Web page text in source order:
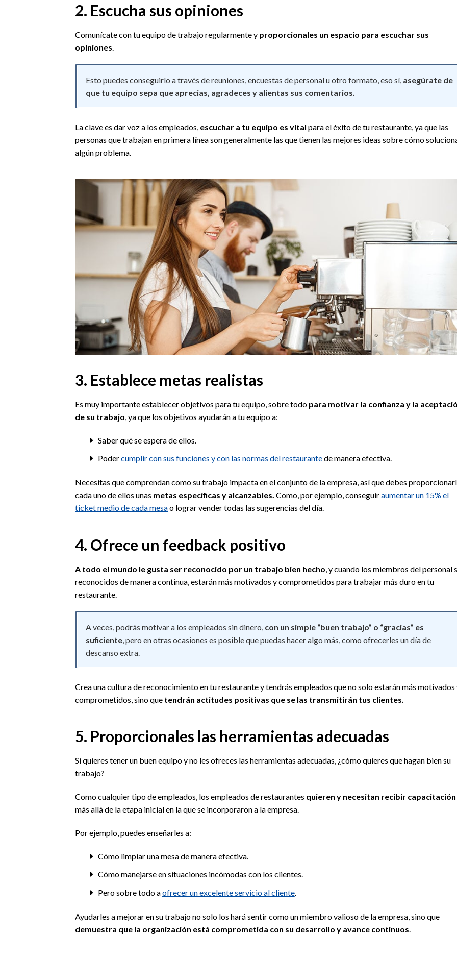
2. Escucha sus opiniones
Comunícate con tu equipo de trabajo regularmente y proporcionales un espacio para escuchar sus
opiniones.
Esto puedes conseguirlo a través de reuniones, encuestas de personal u otro formato, eso sí, asegúrate de
que tu equipo sepa que aprecias, agradeces y alientas sus comentarios.
La clave es dar voz a los empleados, escuchar a tu equipo es vital para el éxito de tu restaurante, ya que las
personas que trabajan en primera línea son generalmente las que tienen las mejores ideas sobre cómo
algún problema.
3. Establece metas realistas
Es muy importante establecer objetivos para tu equipo, sobre todo para motivar la confianza y la
de su trabajo , ya que los objetivos ayudarán a tu equipo a:
Saber qué se espera de ellos.
Podercumplir con sus funciones y con las normas del restaurantede manera efectiva.
Necesitas que comprendan como su trabajo impacta en el conjunto de la empresa, así que debes
cada uno de ellos unas metas específicas y alcanzables. Como, por ejemplo, conseguiraumentar un 15% el
ticket medio de cada mesao lograr vender todas las sugerencias del día.
4. Ofrece un feedback positivo
A todo el mundo le gusta ser reconocido por un trabajo bien hecho , y cuando los miembros del personal
reconocidos de manera continua, estarán más motivados y comprometidos para trabajar más duro en tu
restaurante.
A veces, podrás motivar a los empleados sin dinero, con un simple “buen trabajo” o “gracias” es
suficiente , pero en otras ocasiones es posible que puedas hacer algo más, como ofrecerles un día de
descanso extra.
Crea una cultura de reconocimiento en tu restaurante y tendrás empleados que no solo estarán más motivados
comprometidos, sino que tendrán actitudes positivas que se las transmitirán tus clientes.
5. Proporcionales las herramientas adecuadas
Si quieres tener un buen equipo y no les ofreces las herramientas adecuadas, ¿cómo quieres que hagan bien su
trabajo?
Como cualquier tipo de empleados, los empleados de restaurantes quieren y necesitan recibir capacitación
más allá de la etapa inicial en la que se incorporaron a la empresa.
Por ejemplo, puedes enseñarles a:
Cómo limpiar una mesa de manera efectiva.
Cómo manejarse en situaciones incómodas con los clientes.
Pero sobre todo aofrecer un excelente servicio al cliente.
Ayudarles a mejorar en su trabajo no solo los hará sentir como un miembro valioso de la empresa, sino que
demuestra que la organización está comprometida con su desarrollo y avance continuos